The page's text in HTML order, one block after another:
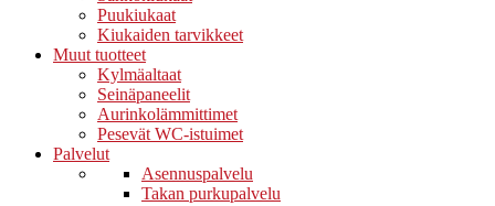
Puukiukaat
Kiukaiden tarvikkeet
Muut tuotteet
Kylmäaltaat
Seinäpaneelit
Aurinkolämmittimet
Pesevät WC-istuimet
Palvelut
Asennuspalvelu
Takan purkupalvelu